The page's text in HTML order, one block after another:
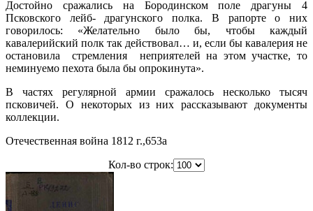
Достойно сражались на Бородинском поле драгуны 4
Псковского лейб- драгунского полка. В рапорте о них
говорилось: «Желательно было бы, чтобы каждый
кавалерийский полк так действовал… и, если бы кавалерия не
остановила стремления неприятелей на этом участке, то
неминуемо пехота была бы опрокинута».
В частях регулярной армии сражалось несколько тысяч
псковичей. О некоторых из них рассказывают документы
коллекции.
Отечественная война 1812 г.,653a
Кол-во строк: